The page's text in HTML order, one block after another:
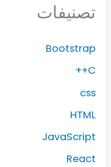
تصنيفات
Bootstrap
C++
css
HTML
JavaScript
React